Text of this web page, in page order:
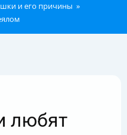
и его причины
любят